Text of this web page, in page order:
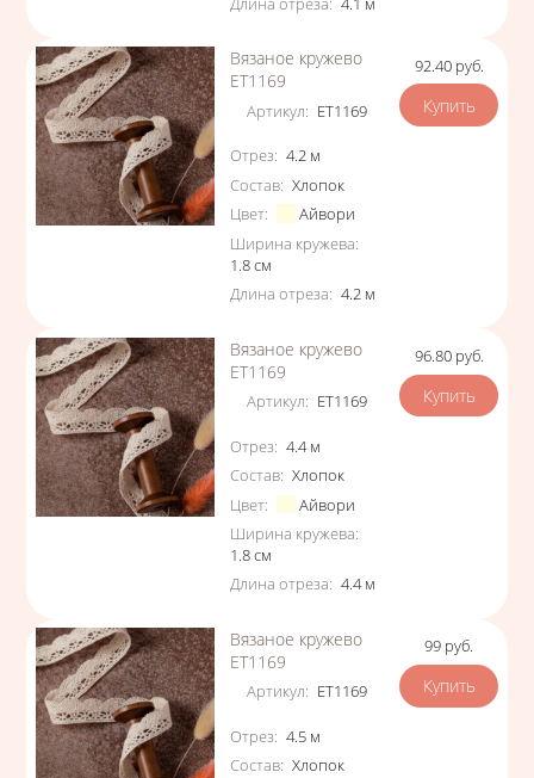
Вязаное кружево
ЕТ1169
Артикул: ЕТ1169
Характеристики
Отрез: 4.2 м
Состав: Хлопок
Цвет:
Айвори
Ширина кружева:
1.8см
Длина отреза: 4.2 м
Цена
92.40 руб.
Вязаное кружево
ЕТ1169
Артикул: ЕТ1169
Характеристики
Отрез: 4.4 м
Состав: Хлопок
Цвет:
Айвори
Ширина кружева:
1.8см
Длина отреза: 4.4 м
Цена
96.80 руб.
Вязаное кружево
ЕТ1169
Артикул: ЕТ1169
Характеристики
Отрез: 4.5 м
Состав: Хлопок
Цена
99 руб.